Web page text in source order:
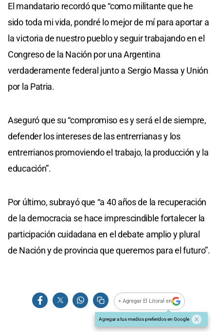
El mandatario recordó que “como militante que he
sido toda mi vida, pondré lo mejor de mí para aportar a
la victoria de nuestro pueblo y seguir trabajando en el
Congreso de la Nación por una Argentina
verdaderamente federal junto a Sergio Massa y Unión
por la Patria.
Aseguró que su “compromiso es y será el de siempre,
defender los intereses de las entrerrianas y los
entrerrianos promoviendo el trabajo, la producción y la
educación”.
Por último, subrayó que “a 40 años de la recuperación
de la democracia se hace imprescindible fortalecer la
participación cuidadana en el debate amplio y plural
de Nación y de provincia que queremos para el futuro”.
+ Agregar El Litoral en
Agregar a tus medios preferidos en Google